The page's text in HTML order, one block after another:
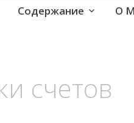
Содержание О
счетов